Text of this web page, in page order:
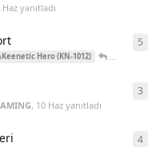
Haz yanıtladı
Keenetic Hero (KN-1012)
5
, 10 Haz yanıtladı
3
4